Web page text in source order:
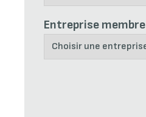
Entreprise membre